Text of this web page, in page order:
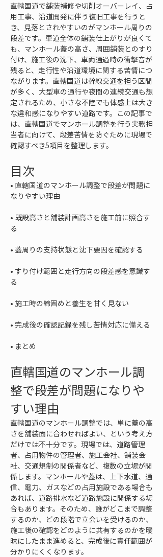
直轄国道で舗装補修や切削オーバーレイ、占
用工事、沿道開発に伴う復旧工事を行うと
き、見落とされやすいのがマンホール周りの
段差です。車道全体の舗装仕上がりが良くて
も、マンホール蓋の高さ、周囲舗装とのすり
付け、施工後の沈下、車両通過時の衝撃音が
残ると、走行性や沿道環境に関する苦情につ
ながります。直轄国道は幹線交通を担う区間
が多く、大型車の通行や夜間の連続交通も想
定されるため、小さな不陸でも体感上は大き
な違和感になりやすい道路です。この記事で
は、直轄国道でマンホール調整を行う実務担
当者に向けて、段差苦情を防ぐために現場で
確認すべき5項目を整理します。
目次
• 直轄国道のマンホール調整で段差が問題に
• 既設高さと舗装計画高さを施工前に照合す
•
• すり付け範囲と走行方向の段差感を意識す
•
•
• まとめ
直轄国道のマンホール調
整で段差が問題になりや
すい理由
直轄国道のマンホール調整では、単に蓋の高
さを舗装面に合わせればよい、という考え方
だけでは不十分です。現場では、道路管理
者、占用物件の管理者、施工会社、舗装会
社、交通規制の関係者など、複数の立場が関
係します。マンホールや蓋は、上下水道、通
信、電力、ガスなどの占用施設である場合も
あれば、道路排水など道路施設に関係する場
合もあります。そのため、誰がどこまで調整
するのか、どの段階で立会いを受けるのか、
施工後の確認をどのように共有するのかを曖
昧にしたまま進めると、完成後に責任範囲が
分かりにくくなります。